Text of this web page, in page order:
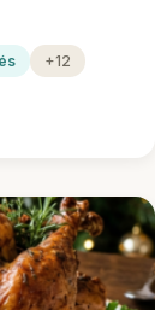
+12